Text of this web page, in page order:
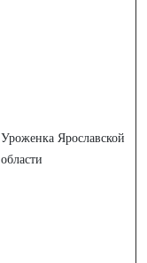
Уроженка Ярославской
области